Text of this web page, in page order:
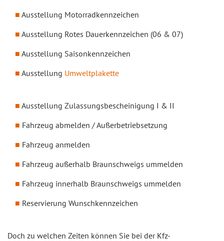
Ausstellung Motorradkennzeichen
Ausstellung Rotes Dauerkennzeichen (06 & 07)
Ausstellung Saisonkennzeichen
Ausstellung Umweltplakette
Ausstellung Zulassungsbescheinigung I & II
Fahrzeug abmelden / Außerbetriebsetzung
Fahrzeug anmelden
Fahrzeug außerhalb Braunschweigs ummelden
Fahrzeug innerhalb Braunschweigs ummelden
Reservierung Wunschkennzeichen
Doch zu welchen Zeiten können Sie bei der Kfz-